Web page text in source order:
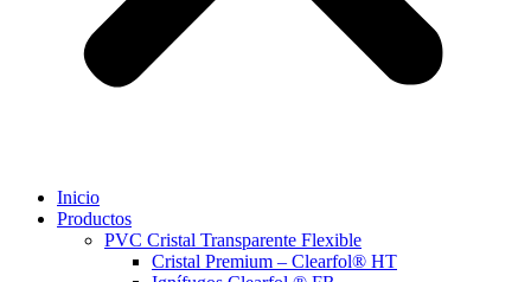
Inicio
Productos
PVC Cristal Transparente Flexible
Cristal Premium – Clearfol® HT